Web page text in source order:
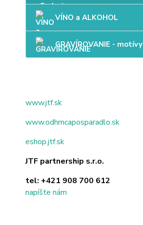
VÍNO a ALKOHOL
GRAVÍROVANIE - motívy
www.jtf.sk
www.odhrncaposparadlo.sk
eshop.jtf.sk
JTF partnership s.r.o.
tel: +421 908 700 612
napíšte nám